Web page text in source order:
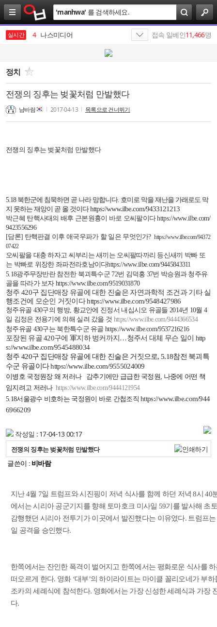
검
색
'manhwa' 를 검색하세요.
실시간
3 미시
4 나스미디어
6
7 SK
8 SKT
9 김종화
접속 일베인11,466명
정치
전쟁의 징후는 벚꽃처럼 만발했다
남바람 2017-04-13 목록으로 건너뛰기
전쟁의 징후는 벚꽃처럼 만발했다
5.18 북한군에 침묵하면 곧 나라 망합니다. 호미로 막을 재난을 가래로도 막
지 못하는 재앙이 곧 올 것이다 https://www.ilbe.com/9433121213
박근혜 탄핵사태의 배후 근본원흉이 바로 오씨팔이다 https://www.ilbe.com/
9423556296
[담론] 탄핵판결 이후 애국우파가 할 일은 무엇인가?https://www.ilbe.com/94372
07422
오씨팔을 대충 하자고 씨부리는 새끼는 오씨팔따까리 등신새끼 박빠 또
는 박빠로 위장한 좌파전라호남이다https://www.ilbe.com/9445843311
5.18광주무장반란 참전한 북괴특수군 72번 김덕홍 37번 박승원과 청주유
골을 따라가 보자https://www.ilbe.com/9519031870
청주 420구 집단매장 유골에 대한 진술은 자연과학적 조건과 기타 실
행조건에
모순인 거짓이다https://www.ilbe.com/9548427986
청주유골 430구의 행방, 황교안에 진정서 내십시오 유골들 2014년 10월 4
일 김정은 전용기에 의해 실려 갔을 것 https://www.ilbe.com/9444366534
청주유골 430구는 북한특수군 유골 https://www.ilbe.com/9537216216
포장된 유골420구에 軍지하 벙커까지 …청주서 대체 무슨 일이 http
s://www.ilbe.com/9545488034
청주 420구 집단매장 유골에 대한 진술은 거짓으로, 5.18참전 북괴특
수군 유골이다 https://www.ilbe.com/9555024009
이병호 국정원장 왜 저러나 감추기에만 급급한 국정원, 나중에 어떤 책
임지려고 저러나 https://www.ilbe.com/9444121954
5.18서울광수 비호하는 국정원이 바로 간첩조직 https://www.ilbe.com/944
6966209
작성일 : 17-04-13 00:17
전쟁의 징후는 벚꽃처럼 만발했다
글쓴이 : 비바람
지난 4월 7일 트럼프와 시진핑이 저녁 식사를 함께 하던 저녁 8시 40
에서는 시리아 공군기지를 향해 토마호크 미사일 59기를 발사해 초
감행했던 시리아 전투기가 이곳에서 발진했다는 이유였다. 트럼프
일 공격을 승인했다.
한쪽에서는 잔인한 폭격이 벌어지고 한쪽에서는 평화로운 식사를
떠오르게 한다. 영화 ‘대부’의 하이라이트는 마이클 꼴리오네가 부
조카의 세례식에 참석한다. 영화에서는 가장 신성한 세례식과 가장
다.